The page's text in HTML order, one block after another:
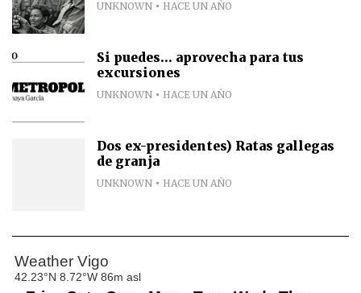
UNKNOWN HACE UN AÑO
Si puedes... aprovecha para tus
excursiones
UNKNOWN HACE UN AÑO
Dos ex-presidentes) Ratas gallegas
de granja
UNKNOWN HACE UN AÑO